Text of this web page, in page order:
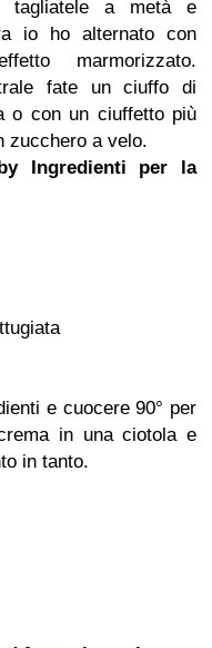
tagliatele a metà e
io ho alternato con
marmorizzato.
fate un ciuffo di
o con un ciuffetto più
zucchero a velo.
Ingredienti per la
e cuocere 90° per
in una ciotola e
in tanto.